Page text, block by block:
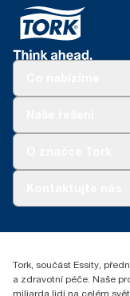
Praha 8, Karlin,
186 00 Česká
Tork, součást Essity,
a zdravotní péče. Naše
miliarda lidí na celém